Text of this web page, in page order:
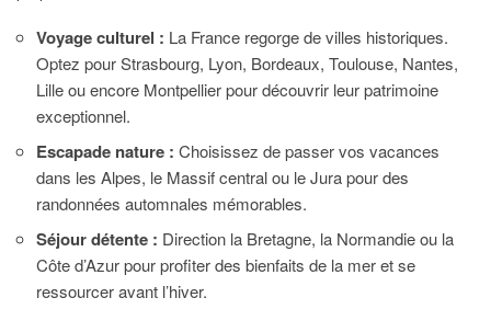
Voyage culturel : La France regorge de villes historiques.
Optez pour Strasbourg, Lyon, Bordeaux, Toulouse, Nantes,
Lille ou encore Montpellier pour découvrir leur patrimoine
exceptionnel.
Escapade nature : Choisissez de passer vos vacances
dans les Alpes, le Massif central ou le Jura pour des
randonnées automnales mémorables.
Séjour détente : Direction la Bretagne, la Normandie ou la
Côte d’Azur pour profiter des bienfaits de la mer et se
ressourcer avant l’hiver.